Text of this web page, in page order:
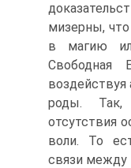
мизерны, что
в магию
Свободная
роды. Так,
отсутствия
воли. То
связи ме­жду